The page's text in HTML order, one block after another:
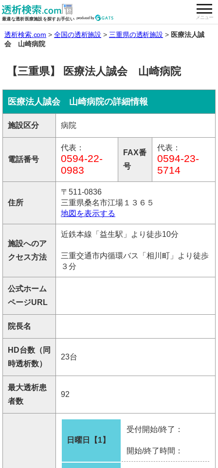
最適な透析医療施設を探すお手伝い メニュー
全国の透析施設を検索する
透析検索.com 全国の透析施設 三重県の透析施設
医療法人誠
会 山崎病院
【三重県】 医療法人誠会 山崎病院
医療法人誠会 山崎病院の詳細情報
施設区分 病院
電話番号
代表：
0594-22-
0983
FAX番
号
代表：
0594-23-
5714
住所
〒511-0836
三重県桑名市江場１３６５
地図を表示する
施設へのア
クセス方法
近鉄本線「益生駅」より徒歩10分
三重交通市内循環バス「相川町」より徒歩
３分
公式ホーム
ページURL
院長名
HD台数（同
時透析数）
23台
最大透析患
者数
92
日曜日【1】
受付開始/終了：
開始/終了時間：